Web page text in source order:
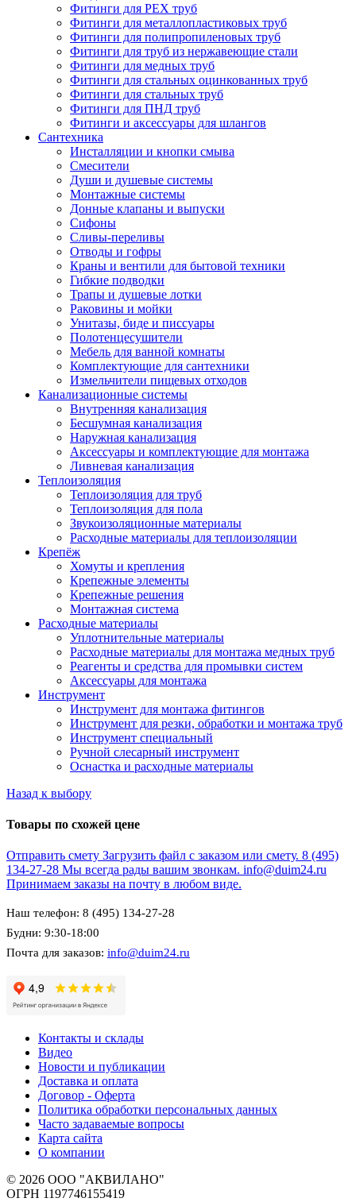
Фитинги для PEX труб
Фитинги для металлопластиковых труб
Фитинги для полипропиленовых труб
Фитинги для труб из нержавеющие стали
Фитинги для медных труб
Фитинги для стальных оцинкованных труб
Фитинги для стальных труб
Фитинги для ПНД труб
Фитинги и аксессуары для шлангов
Сантехника
Инсталляции и кнопки смыва
Смесители
Души и душевые системы
Монтажные системы
Донные клапаны и выпуски
Сифоны
Сливы-переливы
Отводы и гофры
Краны и вентили для бытовой техники
Гибкие подводки
Трапы и душевые лотки
Раковины и мойки
Унитазы, биде и писсуары
Полотенцесушители
Мебель для ванной комнаты
Комплектующие для сантехники
Измельчители пищевых отходов
Канализационные системы
Внутренняя канализация
Бесшумная канализация
Наружная канализация
Аксессуары и комплектующие для монтажа
Ливневая канализация
Теплоизоляция
Теплоизоляция для труб
Теплоизоляция для пола
Звукоизоляционные материалы
Расходные материалы для теплоизоляции
Крепёж
Хомуты и крепления
Крепежные элементы
Крепежные решения
Монтажная система
Расходные материалы
Уплотнительные материалы
Расходные материалы для монтажа медных труб
Реагенты и средства для промывки систем
Аксессуары для монтажа
Инструмент
Инструмент для монтажа фитингов
Инструмент для резки, обработки и монтажа труб
Инструмент специальный
Ручной слесарный инструмент
Оснастка и расходные материалы
Назад к выбору
Товары по схожей цене
Отправить смету Загрузить файл с заказом или смету. 8 (495)
134-27-28 Мы всегда рады вашим звонкам. info@duim24.ru
Принимаем заказы на почту в любом виде.
Наш телефон: 8 (495) 134-27-28
Будни: 9:30-18:00
Почта для заказов: info@duim24.ru
Контакты и склады
Видео
Новости и публикации
Доставка и оплата
Договор - Оферта
Политика обработки персональных данных
Часто задаваемые вопросы
Карта сайта
О компании
© 2026 ООО "АКВИЛАНО"
ОГРН 1197746155419